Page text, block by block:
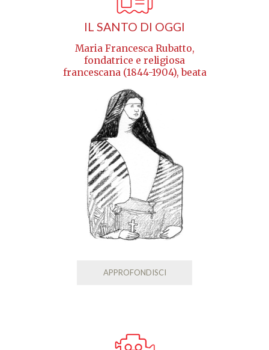
IL SANTO DI OGGI
Maria Francesca Rubatto,
fondatrice e religiosa
francescana (1844-1904), beata
APPROFONDISCI